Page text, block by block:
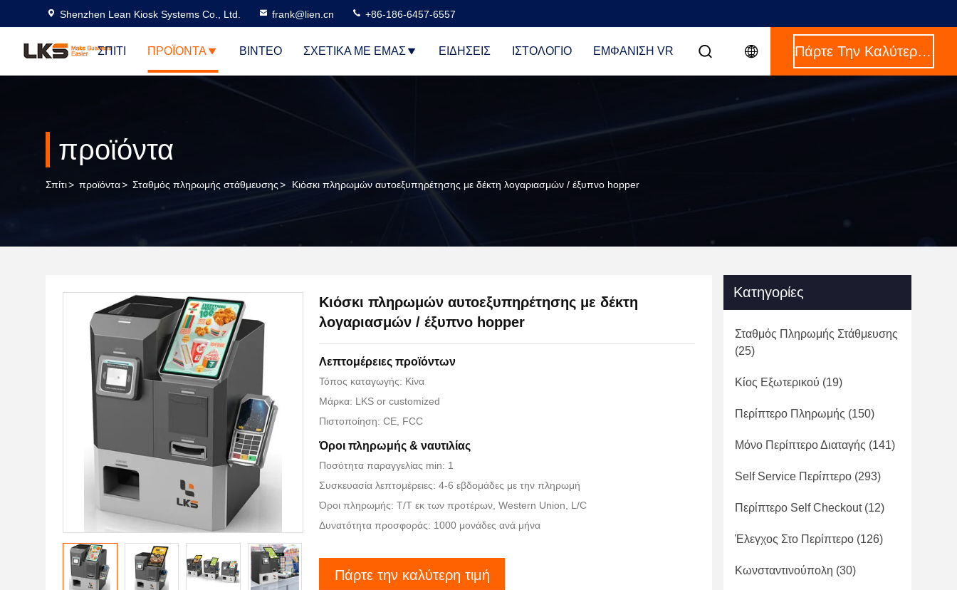
Shenzhen Lean Kiosk Systems Co., Ltd. frank@lien.cn +86-186-6457-6557
ΣΠΊΤΙ ΠΡΟΪΌΝΤΑ ΒΊΝΤΕΟ ΣΧΕΤΙΚΆ ΜΕ ΕΜΆΣ ΕΙΔΉΣΕΙΣ ΙΣΤΟΛΌΓΙΟ ΕΜΦΆΝΙΣΗ VR Πάρτε Την Καλύτερη Τιμή
προϊόντα
Σπίτι> προϊόντα> Σταθμός πληρωμής στάθμευσης> Κιόσκι πληρωμών αυτοεξυπηρέτησης με δέκτη λογαριασμών / έξυπνο hopper
Κιόσκι πληρωμών αυτοεξυπηρέτησης με δέκτη
λογαριασμών / έξυπνο hopper
Λεπτομέρειες προϊόντων
Τόπος καταγωγής: Κίνα
Μάρκα: LKS or customized
Πιστοποίηση: CE, FCC
Όροι πληρωμής & ναυτιλίας
Ποσότητα παραγγελίας min: 1
Συσκευασία λεπτομέρειες: 4-6 εβδομάδες με την πληρωμή
Όροι πληρωμής: T/T εκ των προτέρων, Western Union, L/C
Δυνατότητα προσφοράς: 1000 μονάδες ανά μήνα
Πάρτε την καλύτερη τιμή
Κατηγορίες
Σταθμός Πληρωμής Στάθμευσης
(25)
Κίος Εξωτερικού (19)
Περίπτερο Πληρωμής (150)
Μόνο Περίπτερο Διαταγής (141)
Self Service Περίπτερο (293)
Περίπτερο Self Checkout(12)
Έλεγχος Στο Περίπτερο (126)
Κωνσταντινούπολη (30)